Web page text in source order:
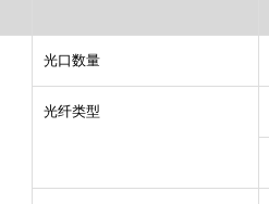
光口数量
光纤类型